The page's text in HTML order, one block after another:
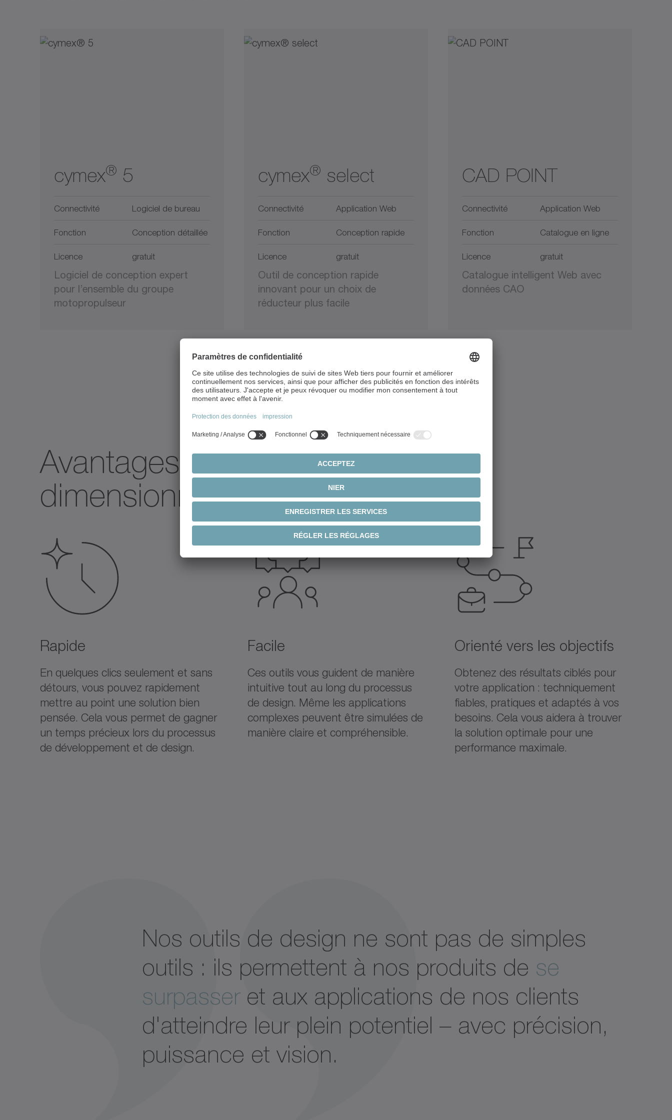
cymex® 5
Connectivité Logiciel de bureau
Fonction Conception détaillée
Licence gratuit
Logiciel de conception expert
pour l’ensemble du groupe
motopropulseur
cymex® select
Connectivité Application Web
Fonction Conception rapide
Licence gratuit
Outil de conception rapide
innovant pour un choix de
réducteur plus facile
CAD POINT
Connectivité Application Web
Fonction Catalogue en ligne
Licence gratuit
Catalogue intelligent Web avec
données CAO
Avantages de nos outils de
dimensionnement de la taille
Rapide
En quelques clics seulement et sans
détours, vous pouvez rapidement
mettre au point une solution bien
pensée. Cela vous permet de gagner
un temps précieux lors du processus
de développement et de design.
Facile
Ces outils vous guident de manière
intuitive tout au long du processus
de design. Même les applications
complexes peuvent être simulées de
manière claire et compréhensible.
Orienté vers les objectifs
Obtenez des résultats ciblés pour
votre application : techniquement
fiables, pratiques et adaptés à vos
besoins. Cela vous aidera à trouver
la solution optimale pour une
performance maximale.
Nos outils de design ne sont pas de simples
outils : ils permettent à nos produits de se
surpasseret aux applications de nos clients
d'atteindre leur plein potentiel – avec précision,
puissance et vision.